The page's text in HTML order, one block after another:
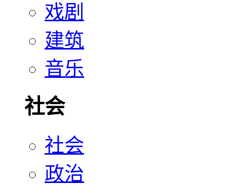
戏剧
建筑
音乐
社会
社会
政治